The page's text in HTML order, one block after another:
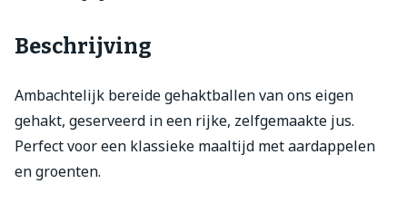
Beschrijving
Ambachtelijk bereide gehaktballen van ons eigen
gehakt, geserveerd in een rijke, zelfgemaakte jus.
Perfect voor een klassieke maaltijd met aardappelen
en groenten.